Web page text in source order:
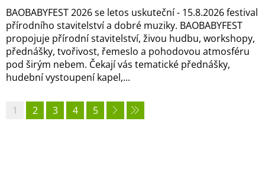
BAOBABYFEST 2026 se letos uskuteční - 15.8.2026 festival
přírodního stavitelství a dobré muziky. BAOBABYFEST
propojuje přírodní stavitelství, živou hudbu, workshopy,
přednášky, tvořivost, řemeslo a pohodovou atmosféru
pod širým nebem. Čekají vás tematické přednášky,
hudební vystoupení kapel,...
1 2 3 4 5